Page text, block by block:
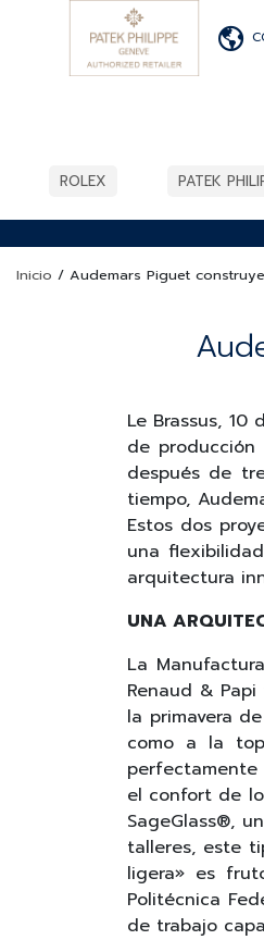
ROLEX PATEK
Inicio / Audemars Piguet
Le Brassus,
de
después de
tiempo,
Estos dos
una
arquitectura
UNA
La
Renaud &
la primavera
como a la
el confort de
SageGlass®,
talleres, este
ligera» es
Politécnica
de trabajo